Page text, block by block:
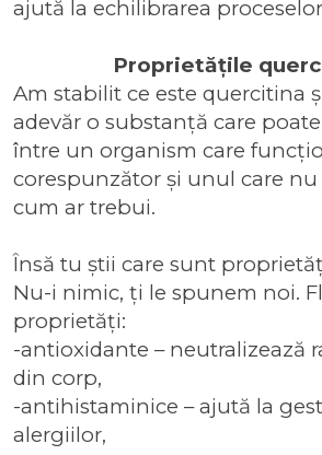
ajută la echilibrarea
Proprietățile
Am stabilit ce este quercitina
adevăr o substanță care
între un organism care
corespunzător și unul care
cum ar trebui.
Însă tu știi care sunt
Nu-i nimic, ți le spunem noi.
proprietăți:
-antioxidante – neutralizează
din corp,
-antihistaminice – ajută la
alergiilor,